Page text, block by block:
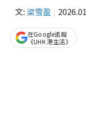
文: 梁雪盈
在Google追蹤
《UHK 港生活》